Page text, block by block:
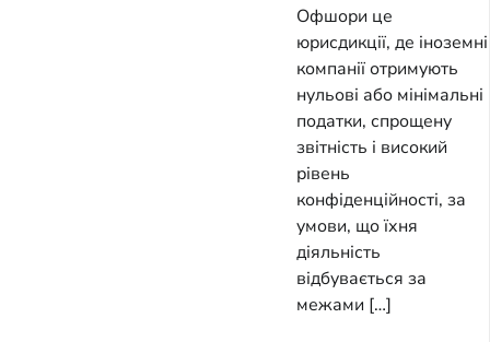
Офшори це
юрисдикції, де іноземні
компанії отримують
нульові або мінімальні
податки, спрощену
звітність і високий
рівень
конфіденційності, за
умови, що їхня
діяльність
відбувається за
межами […]